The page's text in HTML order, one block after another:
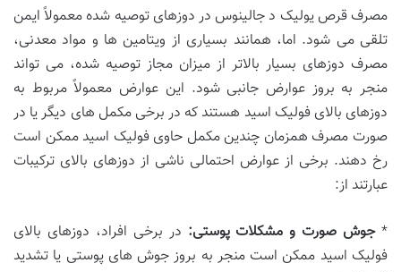
مصرف قرص یولیک د جالینوس در دوزهای توصیه شده معمولاً ایمن
تلقی می شود. اما، همانند بسیاری از ویتامین ها و مواد معدنی،
مصرف دوزهای بسیار بالاتر از میزان مجاز توصیه شده، می تواند
منجر به بروز عوارض جانبی شود. این عوارض معمولاً مربوط به
دوزهای بالای فولیک اسید هستند که در برخی مکمل های دیگر یا در
صورت مصرف همزمان چندین مکمل حاوی فولیک اسید ممکن است
رخ دهند. برخی از عوارض احتمالی ناشی از دوزهای بالای ترکیبات
عبارتند از:
*جوش صورت و مشکلات پوستی: در برخی افراد، دوزهای بالای
فولیک اسید ممکن است منجر به بروز جوش های پوستی یا تشدید